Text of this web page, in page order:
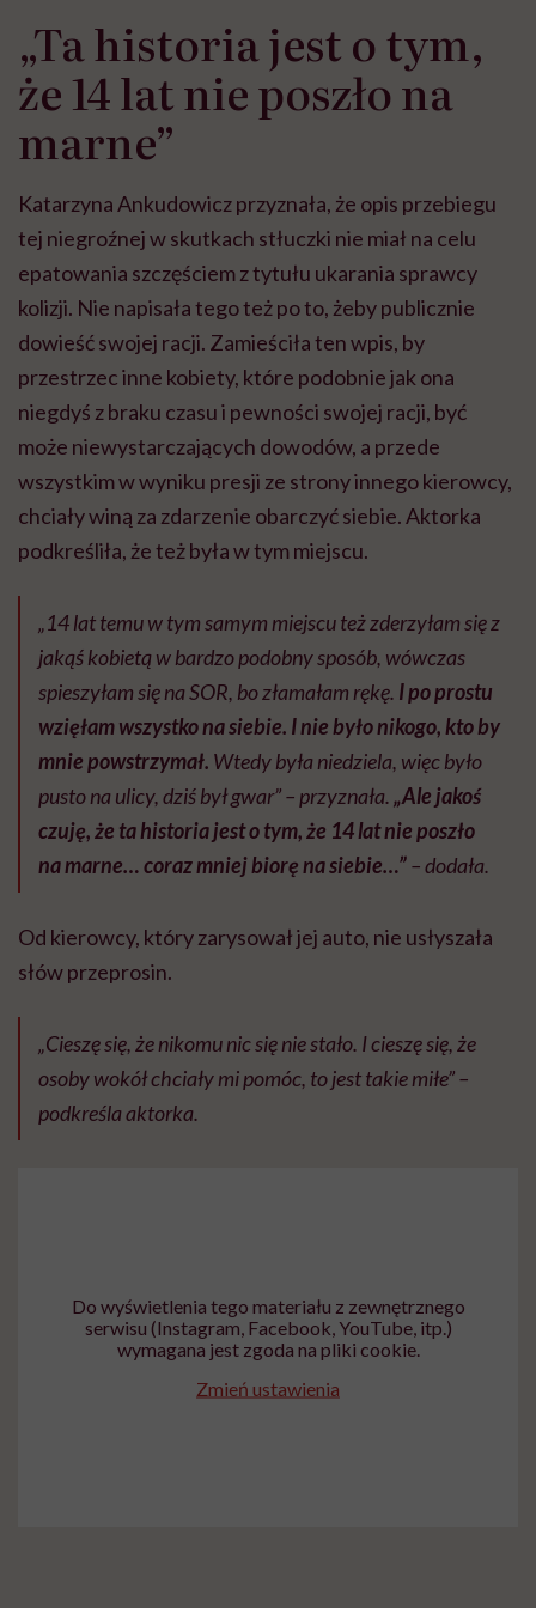
„Ta historia jest o tym,
że 14 lat nie poszło na
marne”
Katarzyna Ankudowicz przyznała, że opis przebiegu
tej niegroźnej w skutkach stłuczki nie miał na celu
epatowania szczęściem z tytułu ukarania sprawcy
kolizji. Nie napisała tego też po to, żeby publicznie
dowieść swojej racji. Zamieściła ten wpis, by
przestrzec inne kobiety, które podobnie jak ona
niegdyś z braku czasu i pewności swojej racji, być
może niewystarczających dowodów, a przede
wszystkim w wyniku presji ze strony innego kierowcy,
chciały winą za zdarzenie obarczyć siebie. Aktorka
podkreśliła, że też była w tym miejscu.
„14 lat temu w tym samym miejscu też zderzyłam się z
jakąś kobietą w bardzo podobny sposób, wówczas
spieszyłam się na SOR, bo złamałam rękę. I po prostu
wzięłam wszystko na siebie. I nie było nikogo, kto by
mnie powstrzymał. Wtedy była niedziela, więc było
pusto na ulicy, dziś był gwar” – przyznała.„Ale jakoś
czuję, że ta historia jest o tym, że 14 lat nie poszło
na marne… coraz mniej biorę na siebie…”– dodała.
Od kierowcy, który zarysował jej auto, nie usłyszała
słów przeprosin.
„Cieszę się, że nikomu nic się nie stało. I cieszę się, że
osoby wokół chciały mi pomóc, to jest takie miłe” –
podkreśla aktorka.
Do wyświetlenia tego materiału z zewnętrznego
serwisu (Instagram, Facebook, YouTube, itp.)
wymagana jest zgoda na pliki cookie.
Zmień ustawienia